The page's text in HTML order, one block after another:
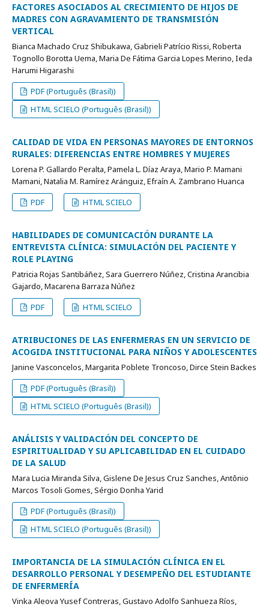
FACTORES ASOCIADOS AL CRECIMIENTO DE HIJOS DE
MADRES CON AGRAVAMIENTO DE TRANSMISIÓN
VERTICAL
Bianca Machado Cruz Shibukawa, Gabrieli Patrício Rissi, Roberta
Tognollo Borotta Uema, Maria De Fátima Garcia Lopes Merino, Ieda
Harumi Higarashi
PDF (Português (Brasil))
HTML SCIELO (Português (Brasil))
CALIDAD DE VIDA EN PERSONAS MAYORES DE ENTORNOS
RURALES: DIFERENCIAS ENTRE HOMBRES Y MUJERES
Lorena P. Gallardo Peralta, Pamela L. Díaz Araya, Mario P. Mamani
Mamani, Natalia M. Ramírez Aránguiz, Efraín A. Zambrano Huanca
PDF
HTML SCIELO
HABILIDADES DE COMUNICACIÓN DURANTE LA
ENTREVISTA CLÍNICA: SIMULACIÓN DEL PACIENTE Y
ROLE PLAYING
Patricia Rojas Santibáñez, Sara Guerrero Núñez, Cristina Arancibia
Gajardo, Macarena Barraza Núñez
PDF
HTML SCIELO
ATRIBUCIONES DE LAS ENFERMERAS EN UN SERVICIO DE
ACOGIDA INSTITUCIONAL PARA NIÑOS Y ADOLESCENTES
Janine Vasconcelos, Margarita Poblete Troncoso, Dirce Stein Backes
PDF (Português (Brasil))
HTML SCIELO (Português (Brasil))
ANÁLISIS Y VALIDACIÓN DEL CONCEPTO DE
ESPIRITUALIDAD Y SU APLICABILIDAD EN EL CUIDADO
DE LA SALUD
Mara Lucia Miranda Silva, Gislene De Jesus Cruz Sanches, Antônio
Marcos Tosoli Gomes, Sérgio Donha Yarid
PDF (Português (Brasil))
HTML SCIELO (Português (Brasil))
IMPORTANCIA DE LA SIMULACIÓN CLÍNICA EN EL
DESARROLLO PERSONAL Y DESEMPEÑO DEL ESTUDIANTE
DE ENFERMERÍA
Vinka Aleova Yusef Contreras, Gustavo Adolfo Sanhueza Ríos,